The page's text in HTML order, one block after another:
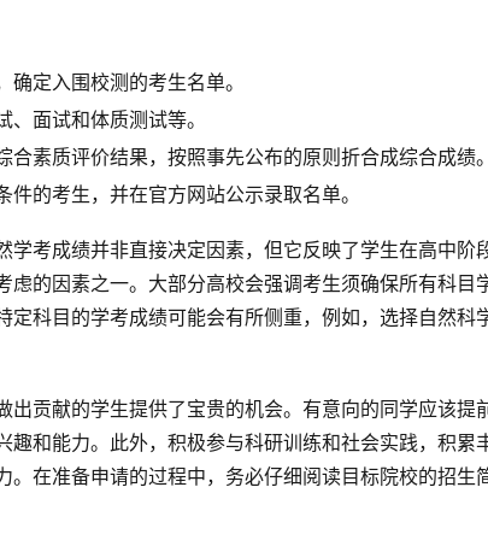
定入围校测的考生名单。
面试和体质测试等。
素质评价结果，按照事先公布的原则折合成综合成绩。
的考生，并在官方网站公示录取名单。
考成绩并非直接决定因素，但它反映了学生在高中阶
的因素之一。大部分高校会强调考生须确保所有科目
科目的学考成绩可能会有所侧重，例如，选择自然科
贡献的学生提供了宝贵的机会。有意向的同学应该提
和能力。此外，积极参与科研训练和社会实践，积累
在准备申请的过程中，务必仔细阅读目标院校的招生